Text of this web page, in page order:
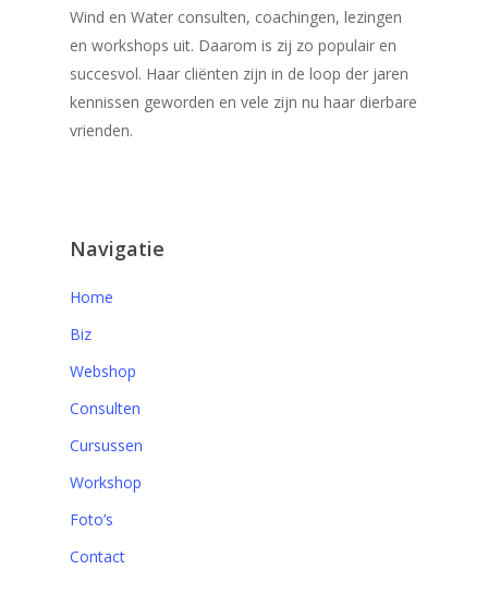
Wind en Water consulten, coachingen, lezingen
en workshops uit. Daarom is zij zo populair en
succesvol. Haar cliënten zijn in de loop der jaren
kennissen geworden en vele zijn nu haar dierbare
vrienden.
Navigatie
Home
Biz
Webshop
Consulten
Cursussen
Workshop
Foto’s
Contact